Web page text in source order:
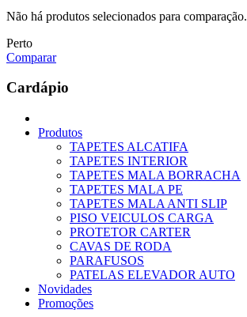
Não há produtos selecionados para comparação.
Perto
Comparar
Cardápio
Produtos
TAPETES ALCATIFA
TAPETES INTERIOR
TAPETES MALA BORRACHA
TAPETES MALA PE
TAPETES MALA ANTI SLIP
PISO VEICULOS CARGA
PROTETOR CARTER
CAVAS DE RODA
PARAFUSOS
PATELAS ELEVADOR AUTO
Novidades
Promoções